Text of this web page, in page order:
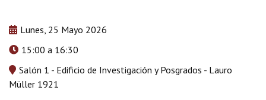
Lunes, 25 Mayo 2026
15:00 a 16:30
Salón 1 - Edificio de Investigación y Posgrados - Lauro
Müller 1921